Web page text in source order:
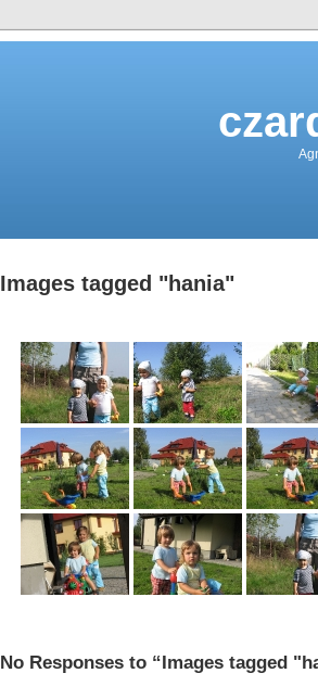
Images tagged "hania"
No Responses to “Images tagged